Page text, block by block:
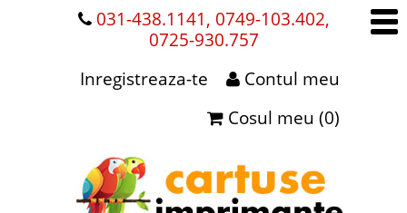
031-438.1141, 0749-103.402,
0725-930.757
Contul meu
Inregistreaza-te
Cosul meu (0)